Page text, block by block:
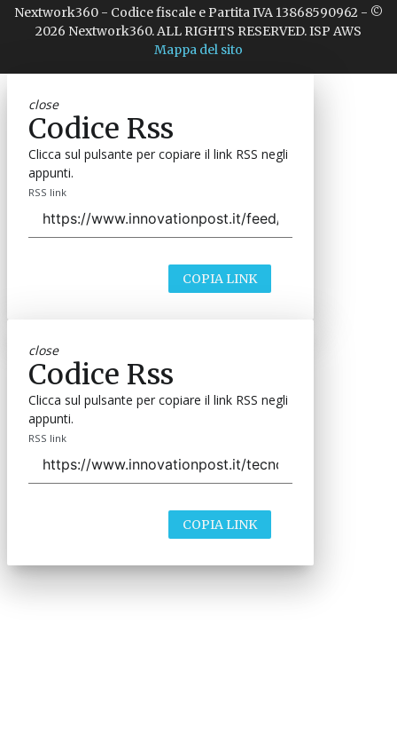
Nextwork360 - Codice fiscale e Partita IVA 13868590962 - ©
2026 Nextwork360. ALL RIGHTS RESERVED. ISP AWS
Mappa del sito
close
Codice Rss
Clicca sul pulsante per copiare il link RSS negli
appunti.
RSS link
COPIA LINK
close
Codice Rss
Clicca sul pulsante per copiare il link RSS negli
appunti.
RSS link
COPIA LINK